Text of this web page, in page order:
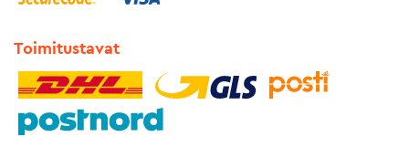
Toimitustavat